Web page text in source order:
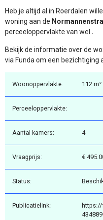
Heb je altijd al in Roerdalen
woning aan de
perceeloppervlakte van wel .
Bekijk de informatie over de
via Funda om een bezichtiging
Woonoppervlakte: 112 m²
Perceeloppervlakte:
Aantal kamers: 4
Vraagprijs: €
Status:
Publicatielink: